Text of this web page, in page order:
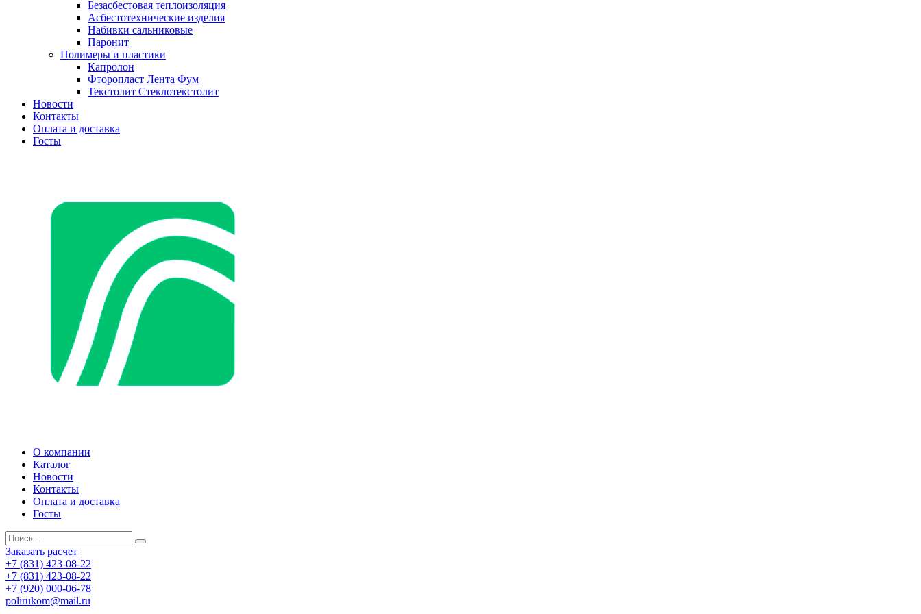
Безасбестовая теплоизоляция
Асбестотехнические изделия
Набивки сальниковые
Паронит
Полимеры и пластики
Капролон
Фторопласт Лента Фум
Текстолит Стеклотекстолит
Новости
Контакты
Оплата и доставка
Госты
О компании
Каталог
Новости
Контакты
Оплата и доставка
Госты
Заказать расчет
+7 (831) 423-08-22
+7 (831) 423-08-22
+7 (920) 000-06-78
polirukom@mail.ru